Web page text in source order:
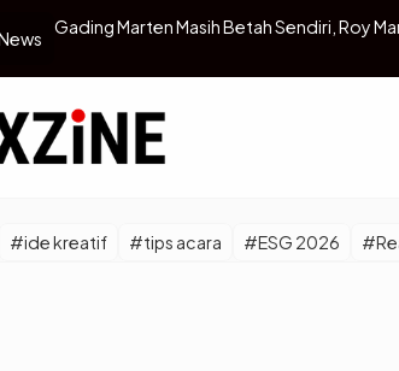
Slickorps Ventures dan PT. Otto Media
#ide kreatif #tips acara #ESG 2026